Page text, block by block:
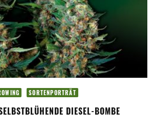
SORTENPORTRÄT
DIESEL-BOMBE